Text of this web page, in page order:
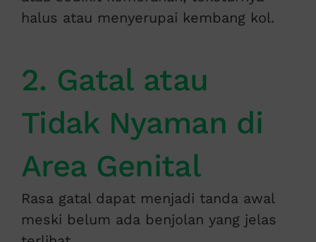
halus atau menyerupai kembang kol.
2. Gatal atau
Tidak Nyaman di
Area Genital
Rasa gatal dapat menjadi tanda awal
meski belum ada benjolan yang jelas